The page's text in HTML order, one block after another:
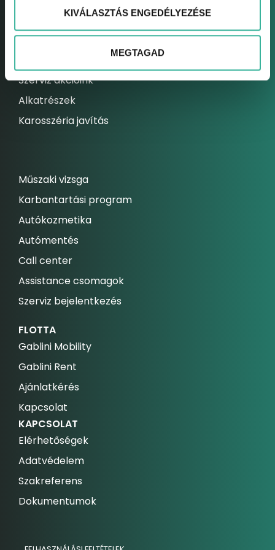
KIVÁLASZTÁS ENGEDÉLYEZÉSE
MEGTAGAD
Elektromos autó szerviz
Kárrendezési centrum
Állandó szolgáltatásaink
Szerviz akcióink
Alkatrészek
Karosszéria javítás
Műszaki vizsga
Karbantartási program
Autókozmetika
Autómentés
Call center
Assistance csomagok
Szerviz bejelentkezés
FLOTTA
Gablini Mobility
Gablini Rent
Ajánlatkérés
Kapcsolat
KAPCSOLAT
Elérhetőségek
Adatvédelem
Szakreferens
Dokumentumok